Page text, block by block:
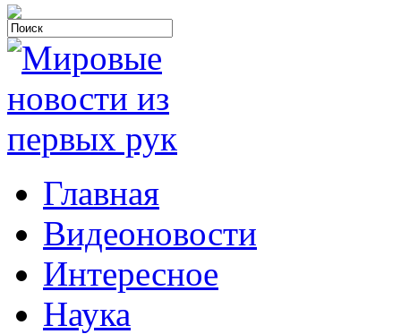
Главная
Видеоновости
Интересное
Наука